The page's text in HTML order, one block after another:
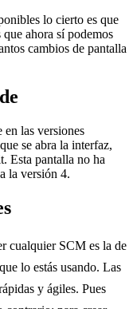
lo cierto es que
que ahora sí podemos
cambios de pantalla
en las versiones
se abra la interfaz,
Esta pantalla no ha
la versión 4.
cualquier SCM es la de
lo estás usando. Las
y ágiles. Pues